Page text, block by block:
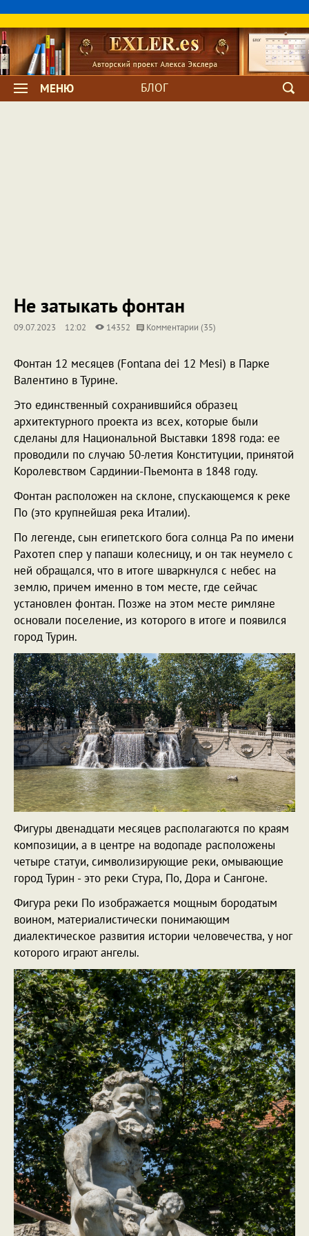
МЕНЮ БЛОГ
Не затыкать фонтан
09.07.2023 12:02 14352 Комментарии (35)
Фонтан 12 месяцев (Fontana dei 12 Mesi) в Парке
Валентино в Турине.
Это единственный сохранившийся образец
архитектурного проекта из всех, которые были
сделаны для Национальной Выставки 1898 года: ее
проводили по случаю 50-летия Конституции, принятой
Королевством Сардинии-Пьемонта в 1848 году.
Фонтан расположен на склоне, спускающемся к реке
По (это крупнейшая река Италии).
По легенде, сын египетского бога солнца Ра по имени
Рахотеп спер у папаши колесницу, и он так неумело с
ней обращался, что в итоге шваркнулся с небес на
землю, причем именно в том месте, где сейчас
установлен фонтан. Позже на этом месте римляне
основали поселение, из которого в итоге и появился
город Турин.
Фигуры двенадцати месяцев располагаются по краям
композиции, а в центре на водопаде расположены
четыре статуи, символизирующие реки, омывающие
город Турин - это реки Стура, По, Дора и Сангоне.
Фигура реки По изображается мощным бородатым
воином, материалистически понимающим
диалектическое развития истории человечества, у ног
которого играют ангелы.